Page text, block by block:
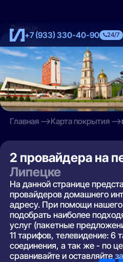
+7 (933) 330-40-90 24/7
Липецк
Главная Карта покрытия
2 провайдера на
Липецке
На данной странице
провайдеров домашнего
адресу. При помощи
подобрать наиболее
услуг (пакетные
11 тарифов, телевидение: 6
соединения, а так же - по
сравнивайте и оставляйте